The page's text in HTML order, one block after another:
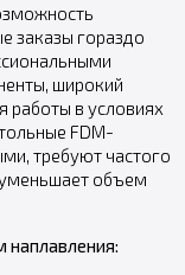
заказы гораздо
широкий
работы в условиях
FDM-
требуют частого
объем